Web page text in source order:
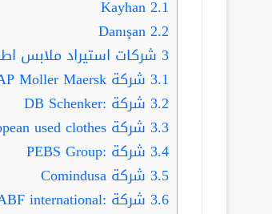
2.1
2.2
3 شركات استيراد ملابس
3.1 شركة AP Moller Maersk
3.2 شركة :DB Schenker
3.3 شركة European used clothes
3.4 شركة :PEBS Group
3.5 شركة Comindusa
3.6 شركة :ABF international